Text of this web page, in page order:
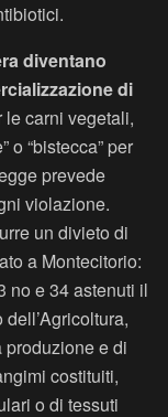
diventano
di
le carni vegetali,
o “bistecca” per
prevede
violazione.
un divieto di
a Montecitorio:
no e 34 astenuti il
e di
costituiti,
o di tessuti